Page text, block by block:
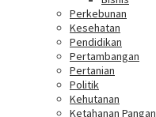
Perkebunan
Kesehatan
Pendidikan
Pertambangan
Pertanian
Politik
Kehutanan
Ketahanan Pangan